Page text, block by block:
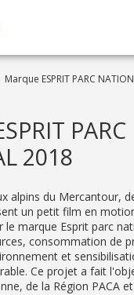
Marque ESPRIT PARC
PARC
2018
alpins du Mercantour,
un petit film en
le marque Esprit parc
consommation de
et
Ce projet a fait
de la Région PACA